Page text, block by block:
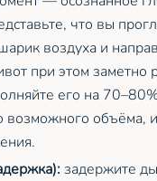
что вы
воздуха и
при этом заметно
его на
возможного объёма,
задержите